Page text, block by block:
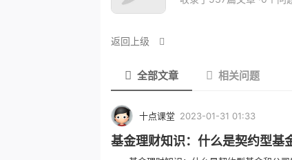
返回上级
全部文章 相关问题
十点课堂 2023-01-31 01:33
基金理财知识：什么是契约型基